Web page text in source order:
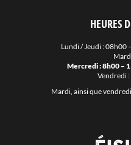
HEURES
Lundi / Jeudi : 08h00
Mercredi : 8h00 –
Vendredi
Mardi, ainsi que